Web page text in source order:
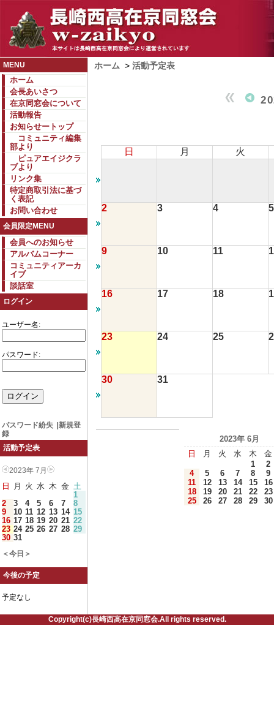
MENU
ホーム
会長あいさつ
在京同窓会について
活動報告
お知らせートップ
コミュニティ編集
部より
ピュアエイジクラ
ブより
リンク集
特定商取引法に基づ
く表記
お問い合わせ
会員限定MENU
会員へのお知らせ
アルバムコーナー
コミュニティアーカ
イブ
談話室
ログイン
ユーザー名:
パスワード:
パスワード紛失
新規登
録
活動予定表
2023年 7月
日 月 火 水 木 金 土
1
2
3 4 5 6 7
8
9
10 11 12 13 14 15
16 17 18 19 20 21 22
23 24 25 26 27 28 29
30 31
＜今日＞
今後の予定
予定なし
ホーム > 活動予定表
日 月 火
2 3 4 5
9 10 11
16 17 18
23 24 25
30 31
2023年 6月
日
月 火 水 木
金
1
2
4
5 6 7 8
9
11
12 13 14 15
16
18
19 20 21 22
23
25
26 27 28 29 30
Copyright(c)長崎西高在京同窓会.All rights reserved.